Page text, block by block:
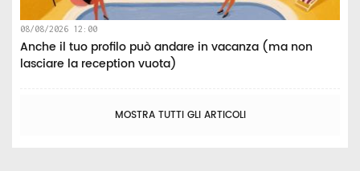
08/08/2026 12:00
Anche il tuo profilo può andare in vacanza (ma non
lasciare la reception vuota)
MOSTRA TUTTI GLI ARTICOLI